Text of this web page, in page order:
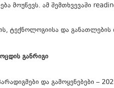
მოუწევს. ამ შემთხვევაში
ტექნოლოგიისა და
განრიგი
და გამოყენებები –